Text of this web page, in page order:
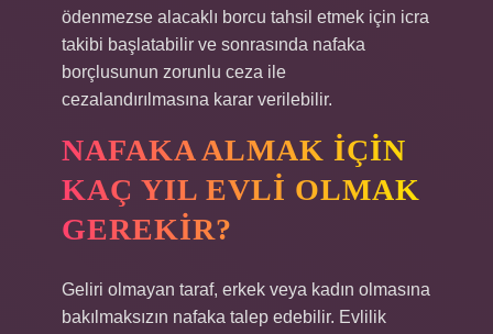
ödenmezse alacaklı borcu tahsil etmek için icra
takibi başlatabilir ve sonrasında nafaka
borçlusunun zorunlu ceza ile
cezalandırılmasına karar verilebilir.
NAFAKA ALMAK IÇIN
KAÇ YIL EVLI OLMAK
GEREKIR?
Geliri olmayan taraf, erkek veya kadın olmasına
bakılmaksızın nafaka talep edebilir. Evlilik